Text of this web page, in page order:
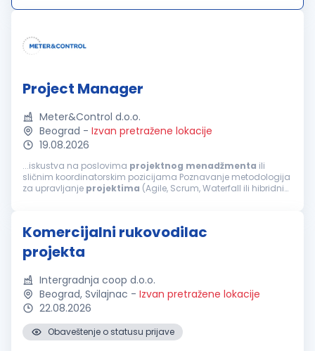
About Us Techron Autom...
Project Manager
Meter&Control d.o.o.
Beograd - Izvan pretražene lokacije
19.08.2026
...iskustva na poslovima projektnog menadžmenta ili
sličnim koordinatorskim pozicijama Poznavanje metodologija
za upravljanje projektima (Agile, Scrum, Waterfall ili hibridni
Komercijalni rukovodilac
projekta
Intergradnja coop d.o.o.
Beograd, Svilajnac - Izvan pretražene lokacije
22.08.2026
Obaveštenje o statusu prijave